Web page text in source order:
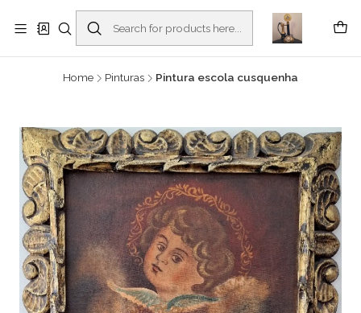
Buscantiguidades - Leilões. Colecionismo e antiguidades em Viana do
Castelo -
Read more
Home Pinturas Pintura escola cusquenha